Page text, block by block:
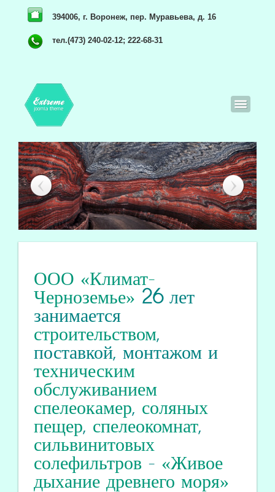
394006, г. Воронеж, пер. Муравьева, д. 16
тел.(473) 240-02-12; 222-68-31
ООО «Климат-
Черноземье» 26лет
занимается
строительством,
поставкой, монтажом и
техническим
обслуживанием
спелеокамер, соляных
пещер, спелеокомнат,
сильвинитовых
солефильтров - «Живое
дыхание древнего моря»